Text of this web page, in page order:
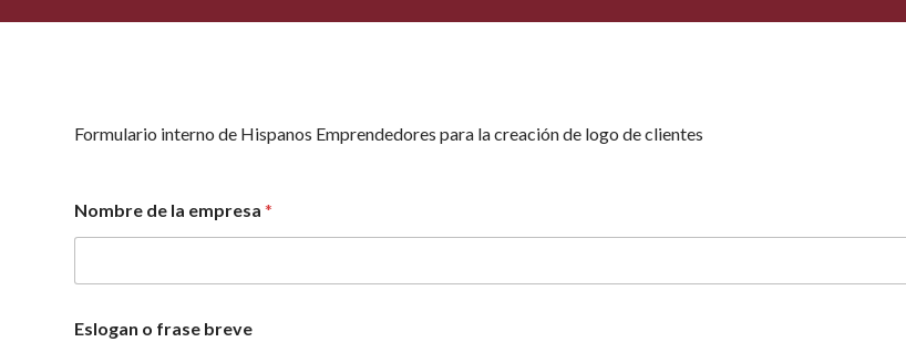
Formulario interno de Hispanos Emprendedores para la creación de logo de clientes
Nombre de la empresa*
Eslogan o frase breve